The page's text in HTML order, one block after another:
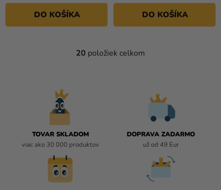
5
hviezdičiek.
DO KOŠÍKA DO KOŠÍKA
O
20 položiek celkom
TOVAR SKLADOM
viac ako 30 000 produktov
DOPRAVA ZADARMO
už od 49 Eur